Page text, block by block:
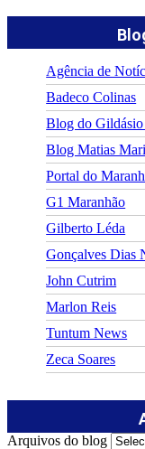
Agência de
Badeco Colinas
Blog do
Blog Matias
Portal do
G1 Maranhão
Gilberto Léda
Gonçalves Dias
John Cutrim
Marlon Reis
Tuntum News
Zeca Soares
Arquivos do blog